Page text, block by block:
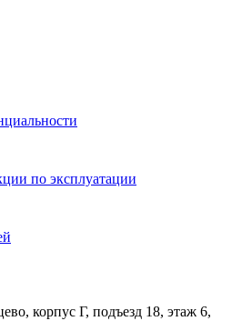
по эксплуатации
корпус Г, подъезд 18, этаж 6,